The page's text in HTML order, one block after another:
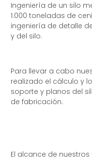
Ingeniería de un silo
1.000 toneladas de
ingeniería de detalle
y del silo.
Para llevar a cabo
realizado el cálculo y
soporte y planos del
de fabricación.
El alcance de